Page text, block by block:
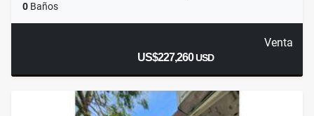
0 Baños
Venta
US$227,260USD